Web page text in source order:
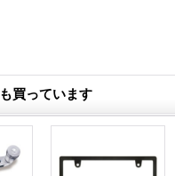
買っています